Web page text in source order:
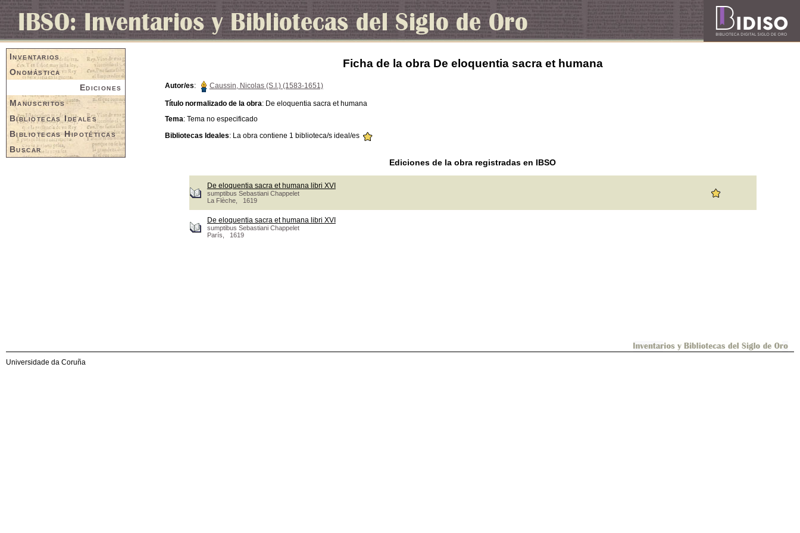
Inventarios
Onomástica
Ediciones
Manuscritos
Bibliotecas Ideales
Bibliotecas Hipotéticas
Buscar
Ficha de la obra De eloquentia sacra et humana
Autor/es: Caussin, Nicolas (S.I.) (1583-1651)
Título normalizado de la obra: De eloquentia sacra et humana
Tema: Tema no especificado
Bibliotecas Ideales: La obra contiene 1 biblioteca/s ideal/es
Ediciones de la obra registradas en IBSO
De eloquentia sacra et humana libri XVI
sumptibus Sebastiani Chappelet
La Flèche, 1619
De eloquentia sacra et humana libri XVI
sumptibus Sebastiani Chappelet
París, 1619
Universidade da Coruña